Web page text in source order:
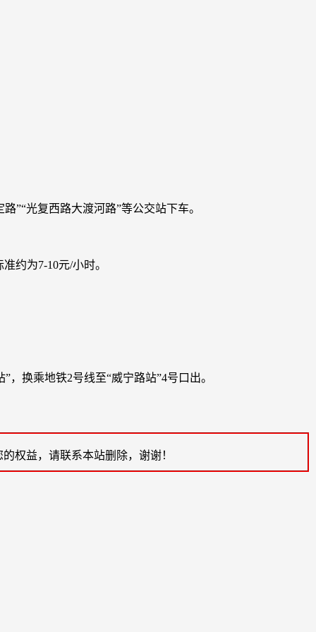
”“光复西路大渡河路”等公交站下车。
约为7-10元/小时。
换乘地铁2号线至“威宁路站”4号口出。
权益，请联系本站删除，谢谢！